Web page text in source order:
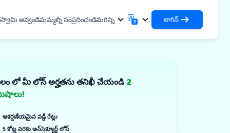
మరియు పారిశ్రామిక
అవ్వండిమమ్మల్ని సంప్రదించండిమరిన్ని
हिन्दी
లాగిన్
DSA గా లాగిన్ చేయండి
లో మీ లోన్ అర్హతను తనిఖీ చేయండి 2
ఆకర్షణీయమైన వడ్డీ రేట్లు
5 కోట్ల వరకు అన్‌సెక్యూర్డ్ లోన్